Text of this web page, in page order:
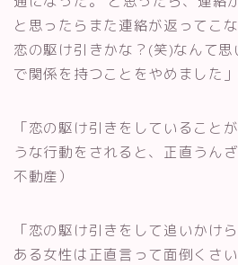
と思ったらまた連絡が返ってこ
恋の駆け引きかな？(笑)なんて
で関係を持つことをやめました
「恋の駆け引きをしていること
うな行動をされると、正直うん
不動産）
「恋の駆け引きをして追いかけ
ある女性は正直言って面倒くさ